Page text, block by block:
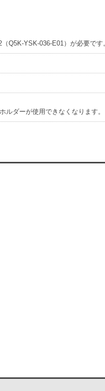
Q5K-YSK-036-E01）が必要です
ダーが使用できなくなります。